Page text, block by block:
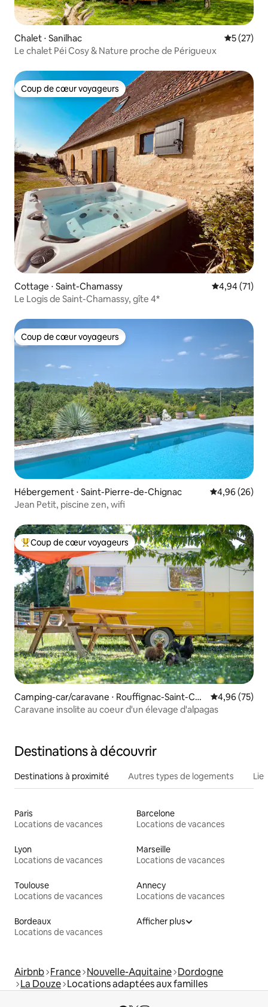
Chalet ⋅ Sanilhac
5 (27)
Le chalet Péi Cosy & Nature proche de Périgueux
Coup de cœur voyageurs
Coup de cœur voyageurs
Cottage ⋅ Saint-Chamassy Évaluation
4,94 (71)
Le Logis de Saint-Chamassy, gîte 4*
Coup de cœur voyageurs
Coup de cœur voyageurs
Hébergement ⋅ Saint-Pierre-de-Chignac Évaluation
4,96 (26)
Jean Petit, piscine zen, wifi
Coups de cœur voyageurs les plus appréciés
Coup de cœur voyageurs
Camping-car/caravane ⋅ Rouffignac-Saint-Cer
nin-de-Reilhac
Évaluation
4,96 (75)
Caravane insolite au coeur d'un élevage d'alpagas
Destinations à découvrir
Destinations à proximité Autres types de logements
Paris
Locations de vacances
Barcelone
Locations de vacances
Lyon
Locations de vacances
Marseille
Locations de vacances
Toulouse
Locations de vacances
Annecy
Locations de vacances
Bordeaux
Locations de vacances
Afficher plus
Airbnb France Nouvelle-Aquitaine Dordogne
La Douze Locations adaptées aux familles